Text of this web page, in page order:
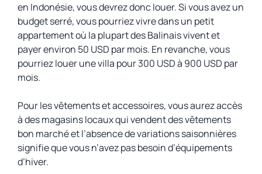
en Indonésie, vous devrez donc louer. Si vous avez un
budget serré, vous pourriez vivre dans un petit
appartement où la plupart des Balinais vivent et
payer environ 50 USD par mois. En revanche, vous
pourriez louer une villa pour 300 USD à 900 USD par
mois.
Pour les vêtements et accessoires, vous aurez accès
à des magasins locaux qui vendent des vêtements
bon marché et l’absence de variations saisonnières
signifie que vous n’avez pas besoin d’équipements
d’hiver.